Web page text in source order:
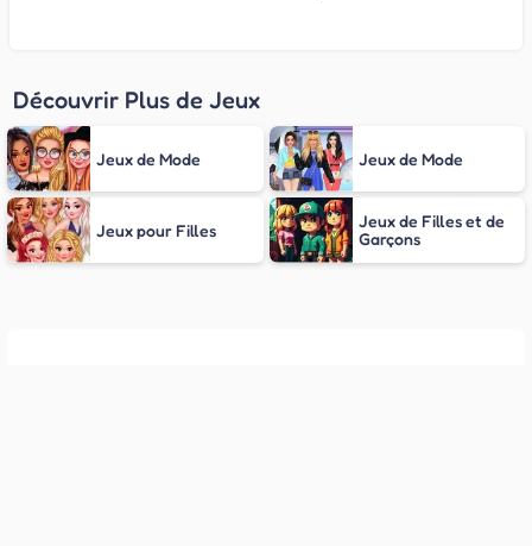
Découvrir Plus de Jeux
Jeux de Mode Jeux de Mode
Jeux pour Filles
Jeux de Filles et de
Garçons